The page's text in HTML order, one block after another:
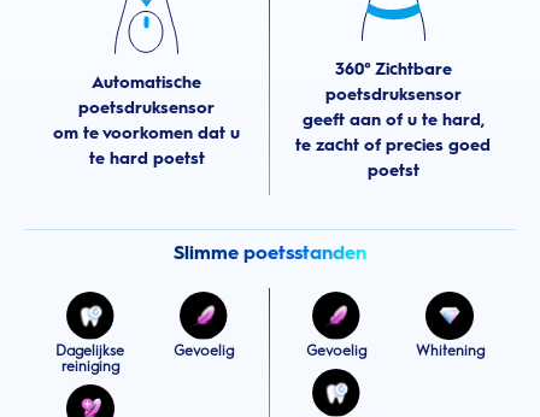
Automatische
poetsdruksensor
om te voorkomen dat u
te hard poetst
360° Zichtbare
poetsdruksensor
geeft aan of u te hard,
te zacht of precies goed
poetst
Slimme poetsstanden
Dagelijkse
reiniging
Gevoelig Gevoelig Whitening